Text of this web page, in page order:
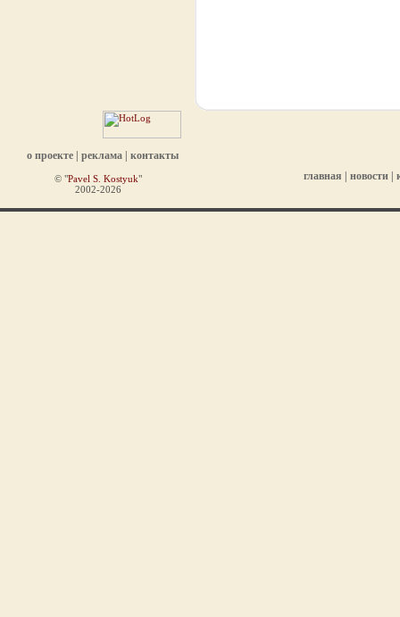
о проекте реклама контакты
© "Pavel S. Kostyuk"
2002-2026
главная новости